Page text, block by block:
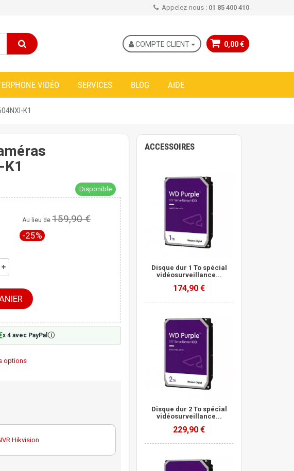
Appelez-nous : 01 85 400 410
0,00 €
COMPTE CLIENT
VIDÉO SERVICES BLOG AIDE
K1
Disponible
Au lieu de159,90 €
-25%
x 4 avec PayPal🛈
options
Hikvision
ACCESSOIRES
Disque dur 1 To spécial
vidéosurveillance...
174,90 €
Disque dur 2 To spécial
vidéosurveillance...
229,90 €